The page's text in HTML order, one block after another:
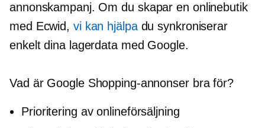
annonskampanj. Om du skapar en onlinebutik
med Ecwid, vi kan hjälpadu synkroniserar
enkelt dina lagerdata med Google.
Vad är Google Shopping-annonser bra för?
Prioritering av onlineförsäljning